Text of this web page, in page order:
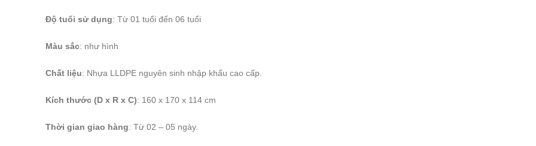
Độ tuổi sử dụng: Từ 01 tuổi đến 06 tuổi
Màu sắc: như hình
Chất liệu: Nhựa LLDPE nguyên sinh nhập khẩu cao cấp.
Kích thước (D x R x C): 160 x 170 x 114 cm
Thời gian giao hàng: Từ 02 – 05 ngày.